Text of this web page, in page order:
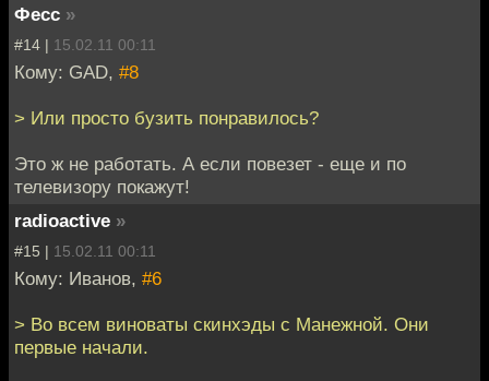
Фесс »
#14 | 15.02.11 00:11
Кому: GAD, #8
> Или просто бузить понравилось?
Это ж не работать. А если повезет - еще и по
телевизору покажут!
radioactive »
#15 | 15.02.11 00:11
Кому: Иванов, #6
> Во всем виноваты скинхэды с Манежной. Они
первые начали.